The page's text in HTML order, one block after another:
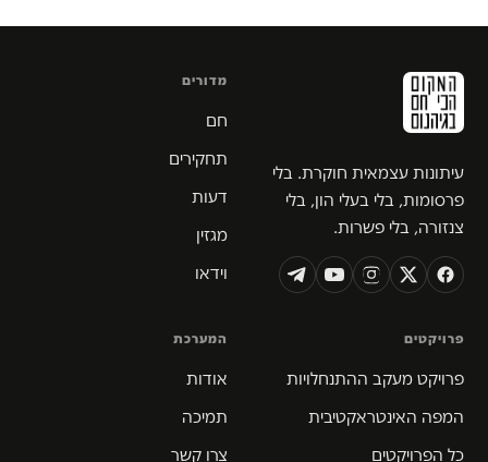
עיתונות עצמאית חוקרת. בלי
פרסומות, בלי בעלי הון, בלי
צנזורה, בלי פשרות.
מדורים
חם
תחקירים
דעות
מגזין
וידאו
פרויקטים
פרויקט מעקב ההתנחלויות
המפה האינטראקטיבית
כל הפרויקטים
המערכת
אודות
תמיכה
צרו קשר